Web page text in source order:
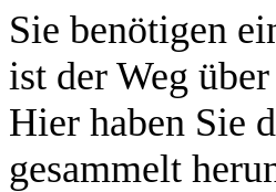
Sie benötigen
ist der Weg
Hier haben Sie
gesammelt